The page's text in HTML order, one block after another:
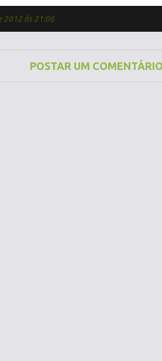
2012 às 21:06
POSTAR UM